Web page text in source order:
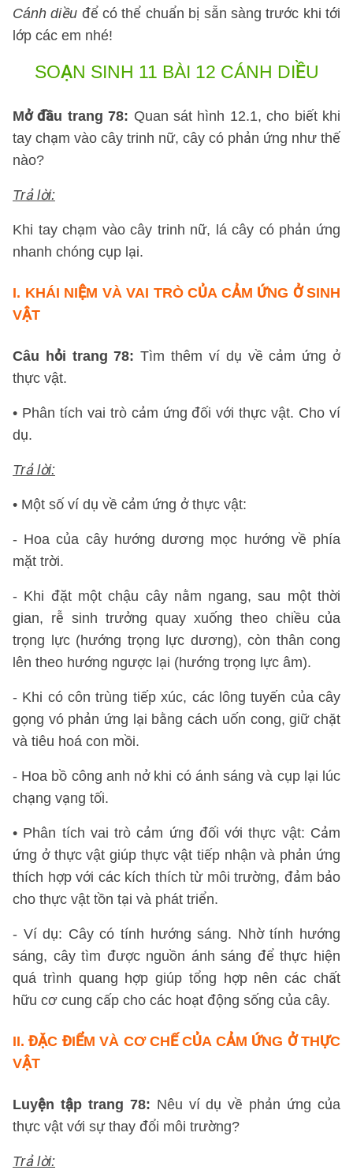
Cánh diều để có thể chuẩn bị sẵn sàng trước khi tới
lớp các em nhé!
SOẠN SINH 11 BÀI 12 CÁNH DIỀU
Mở đầu trang 78: Quan sát hình 12.1, cho biết khi
tay chạm vào cây trinh nữ, cây có phản ứng như thế
nào?
Trả lời:
Khi tay chạm vào cây trinh nữ, lá cây có phản ứng
nhanh chóng cụp lại.
I. KHÁI NIỆM VÀ VAI TRÒ CỦA CẢM ỨNG Ở SINH
VẬT
Câu hỏi trang 78:Tìm thêm ví dụ về cảm ứng ở
thực vật.
• Phân tích vai trò cảm ứng đối với thực vật. Cho ví
dụ.
Trả lời:
• Một số ví dụ về cảm ứng ở thực vật:
- Hoa của cây hướng dương mọc hướng về phía
mặt trời.
- Khi đặt một chậu cây nằm ngang, sau một thời
gian, rễ sinh trưởng quay xuống theo chiều của
trọng lực (hướng trọng lực dương), còn thân cong
lên theo hướng ngược lại (hướng trọng lực âm).
- Khi có côn trùng tiếp xúc, các lông tuyến của cây
gọng vó phản ứng lại bằng cách uốn cong, giữ chặt
và tiêu hoá con mồi.
- Hoa bồ công anh nở khi có ánh sáng và cụp lại lúc
chạng vạng tối.
• Phân tích vai trò cảm ứng đối với thực vật: Cảm
ứng ở thực vật giúp thực vật tiếp nhận và phản ứng
thích hợp với các kích thích từ môi trường, đảm bảo
cho thực vật tồn tại và phát triển.
- Ví dụ: Cây có tính hướng sáng. Nhờ tính hướng
sáng, cây tìm được nguồn ánh sáng để thực hiện
quá trình quang hợp giúp tổng hợp nên các chất
hữu cơ cung cấp cho các hoạt động sống của cây.
II. ĐẶC ĐIỂM VÀ CƠ CHẾ CỦA CẢM ỨNG Ở THỰC
VẬT
Luyện tập trang 78: Nêu ví dụ về phản ứng của
thực vật với sự thay đổi môi trường?
Trả lời: